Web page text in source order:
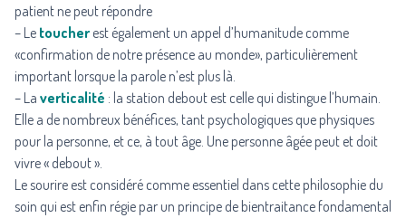
patient ne peut répondre
– Le toucher est également un appel d’humanitude comme
«confirmation de notre présence au monde», particulièrement
important lorsque la parole n’est plus là.
– La verticalité : la station debout est celle qui distingue l’humain.
Elle a de nombreux bénéfices, tant psychologiques que physiques
pour la personne, et ce, à tout âge. Une personne âgée peut et doit
vivre « debout ».
Le sourire est considéré comme essentiel dans cette philosophie du
soin qui est enfin régie par un principe de bientraitance fondamental